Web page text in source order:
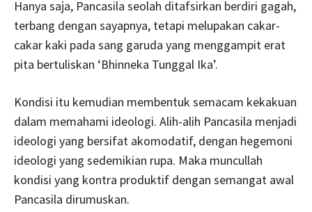
Hanya saja, Pancasila seolah ditafsirkan berdiri gagah,
terbang dengan sayapnya, tetapi melupakan cakar-
cakar kaki pada sang garuda yang menggampit erat
pita bertuliskan ‘Bhinneka Tunggal Ika’.
Kondisi itu kemudian membentuk semacam kekakuan
dalam memahami ideologi. Alih-alih Pancasila menjadi
ideologi yang bersifat akomodatif, dengan hegemoni
ideologi yang sedemikian rupa. Maka muncullah
kondisi yang kontra produktif dengan semangat awal
Pancasila dirumuskan.